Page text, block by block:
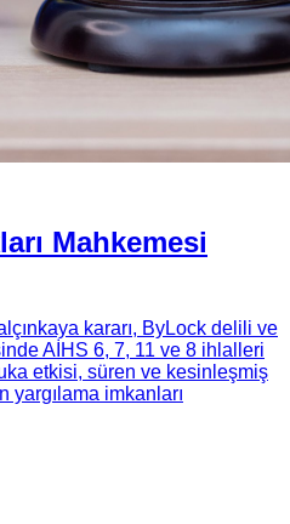
Mahkemesi
kararı, ByLock delili ve
AİHS 6, 7, 11 ve 8 ihlalleri
etkisi, süren ve kesinleşmiş
yargılama imkanları